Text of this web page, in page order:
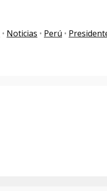
• Noticias • Perú •